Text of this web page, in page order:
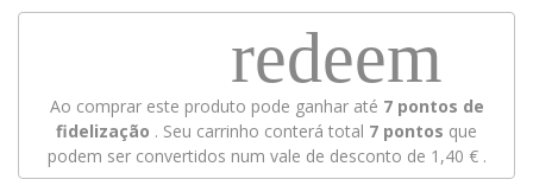
redeem
Ao comprar este produto pode ganhar até 7pontos de
fidelização . Seu carrinho conterá total 7 pontos que
podem ser convertidos num vale de desconto de 1,40 €.